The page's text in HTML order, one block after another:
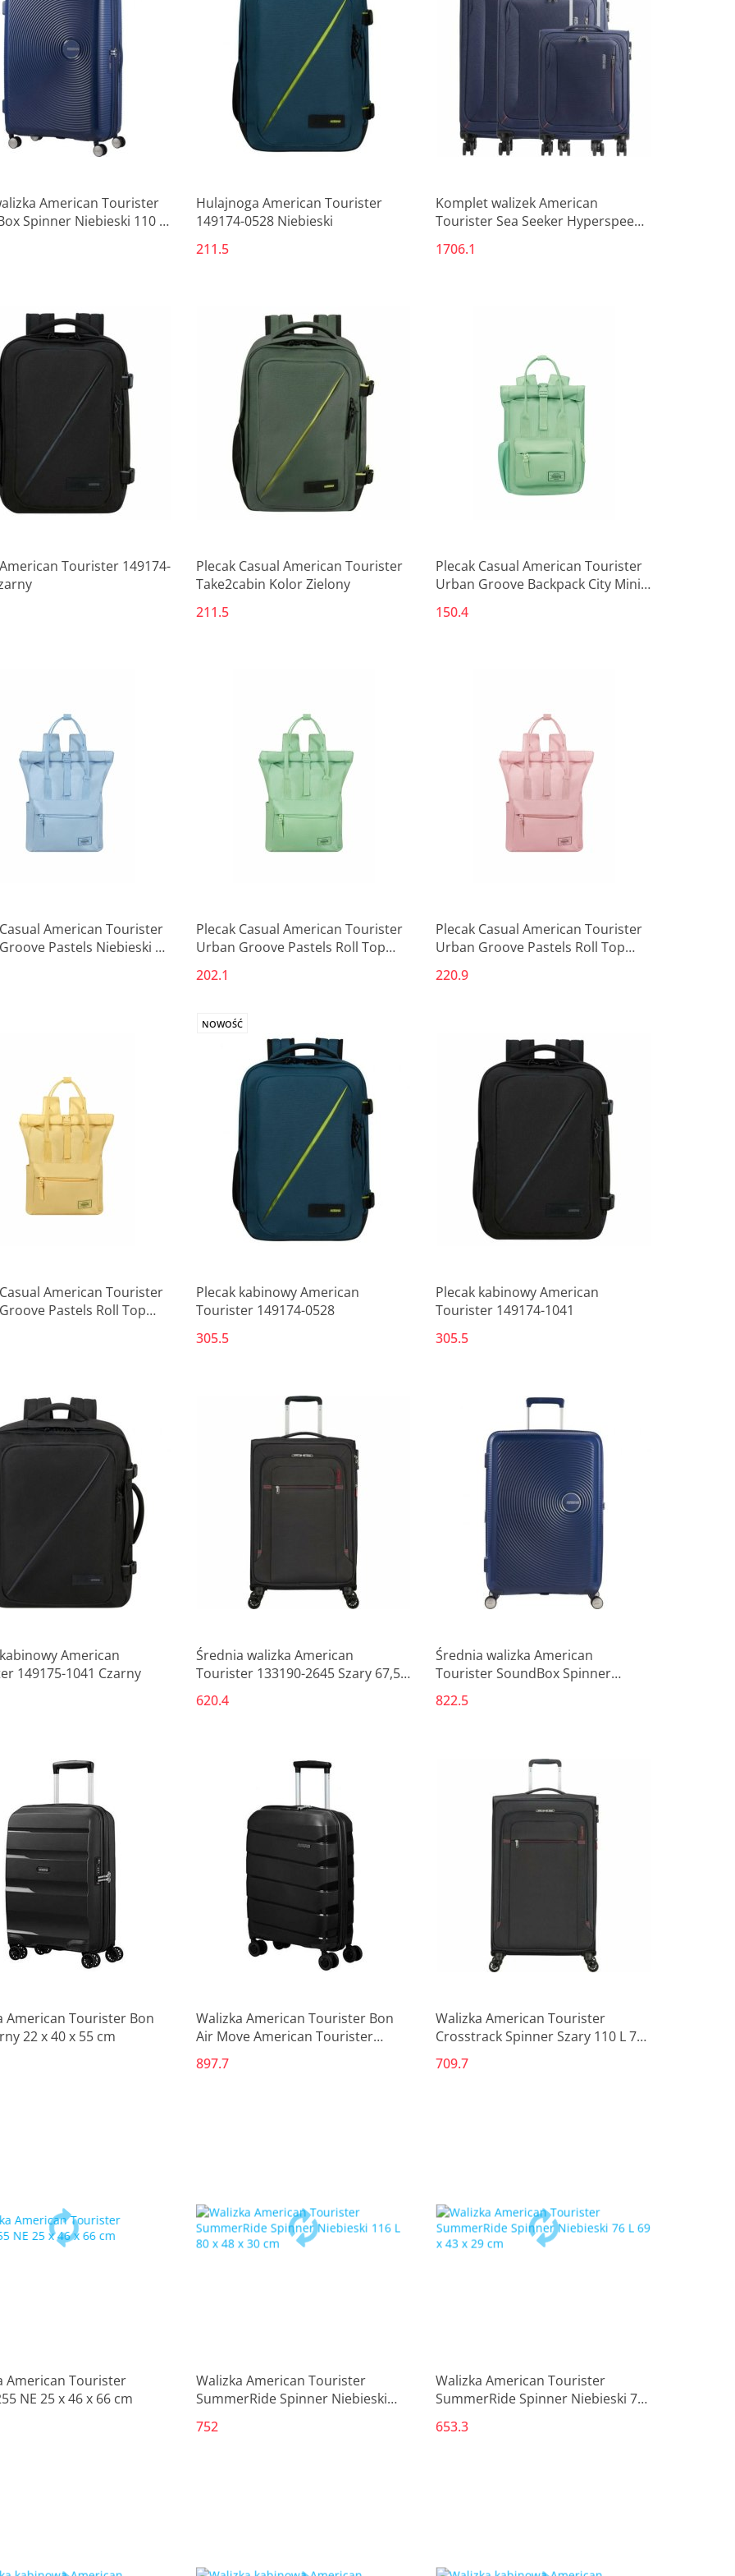
Produkt niedostępny
American Tourister
Spinner Niebieski 110 L
Produkt niedostępny
Hulajnoga American Tourister
149174-0528 Niebieski
211.5
Produkt niedostępny
Komplet walizek American
Tourister Sea Seeker Hyperspeed
1706.1
Produkt niedostępnyTourister 149174-
Produkt niedostępny
Plecak Casual American Tourister
Take2cabin Kolor Zielony
211.5
Produkt niedostępny
Plecak Casual American Tourister
Urban Groove Backpack City Mini
150.4
Produkt niedostępny
American Tourister
Pastels Niebieski 17
Produkt niedostępny
Plecak Casual American Tourister
Urban Groove Pastels Roll Top
202.1
Produkt niedostępny
Plecak Casual American Tourister
Urban Groove Pastels Roll Top
220.9
Produkt niedostępny
American Tourister
Pastels Roll Top
NOWOŚĆ
Produkt niedostępny
Plecak kabinowy American
Tourister 149174-0528
305.5
Produkt niedostępny
Plecak kabinowy American
Tourister 149174-1041
305.5
Produkt niedostępny
American
149175-1041 Czarny
Produkt niedostępny
Średnia walizka American
Tourister 133190-2645 Szary 67,5 x
42 x 27,5 cm
620.4
Produkt niedostępny
Średnia walizka American
Tourister SoundBox Spinner
Niebieski 81 L 67 x 46,5 x 29 cm
822.5
Produkt niedostępny
American Tourister Bon
22 x 40 x 55 cm
Produkt niedostępny
Walizka American Tourister Bon
Air Move American Tourister
Czarny
897.7
Produkt niedostępny
Walizka American Tourister
Crosstrack Spinner Szary 110 L 79
x 46,5 x 30,5 cm
709.7
Produkt niedostępny
American Tourister
NE 25 x 46 x 66 cm
Produkt niedostępny
Walizka American Tourister
SummerRide Spinner Niebieski
116 L 80 x 48 x 30 cm
752
Produkt niedostępny
Walizka American Tourister
SummerRide Spinner Niebieski 76
L 69 x 43 x 29 cm
653.3